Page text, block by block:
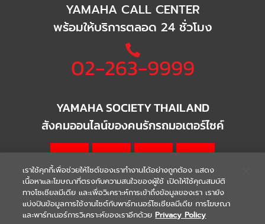
YAMAHA CALL CENTER
พร้อมให้บริการตลอด 24 ชั่วโมง
02-263-9999
YAMAHA SOCIETY THAILAND
สังคมออนไลน์ของคนรักรถมอเตอร์ไซค์
WARRANTY | Terms & Conditions
เราใช้คุกกี้เพื่อช่วยให้ไซต์ของเราทำงานได้อย่างถูกต้อง แสดง
เนื้อหาและโฆษณาที่ตรงกับความสนใจของผู้ใช้ เปิดให้ใช้คุณสมบัติ
ทางโซเชียลมีเดีย และเพื่อวิเคราะห์การเข้าถึงข้อมูลของเรา เรายัง
แบ่งปันข้อมูลการใช้งานไซต์กับพาร์ทเนอร์โซเชียลมีเดีย การโฆษณา
และพาร์ทเนอร์การวิเคราะห์ของเราอีกด้วย Privacy Policy